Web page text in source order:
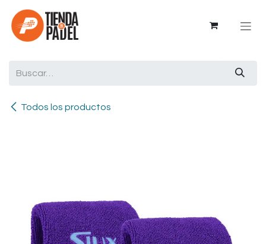
Ir al contenido
Todos los productos